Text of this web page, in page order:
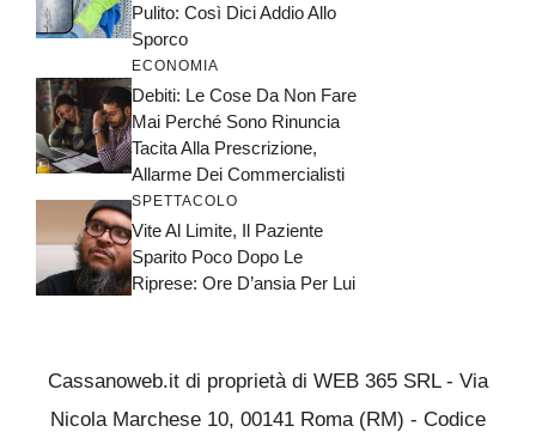
Pulito: Così Dici Addio Allo
Sporco
ECONOMIA
Debiti: Le Cose Da Non Fare
Mai Perché Sono Rinuncia
Tacita Alla Prescrizione,
Allarme Dei Commercialisti
SPETTACOLO
Vite Al Limite, Il Paziente
Sparito Poco Dopo Le
Riprese: Ore D’ansia Per Lui
Cassanoweb.it di proprietà di WEB 365 SRL - Via
Nicola Marchese 10, 00141 Roma (RM) - Codice